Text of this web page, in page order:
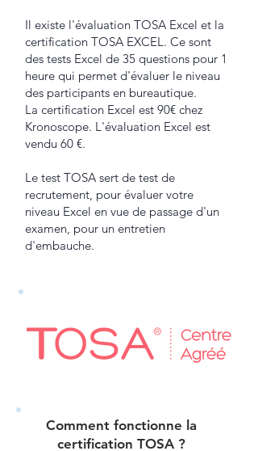
Il existe l'évaluation TOSA Excel et la
certification TOSA EXCEL. Ce sont
des tests Excel de 35 questions pour 1
heure qui permet d'évaluer le niveau
des participants en bureautique.
La certification Excel est 90€ chez
Kronoscope. L'évaluation Excel est
vendu 60 €.
Le test TOSA sert de test de
recrutement, pour évaluer votre
niveau Excel en vue de passage d'un
examen, pour un entretien
d'embauche.
Comment fonctionne la
certification TOSA ?​